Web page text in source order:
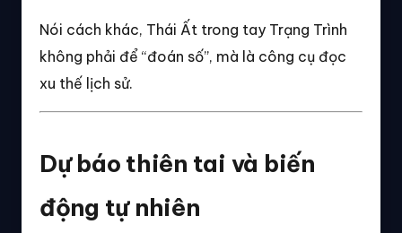
Nói cách khác, Thái Ất trong tay Trạng Trình
không phải để “đoán số”, mà là công cụ đọc
xu thế lịch sử.
Dự báo thiên tai và biến
động tự nhiên